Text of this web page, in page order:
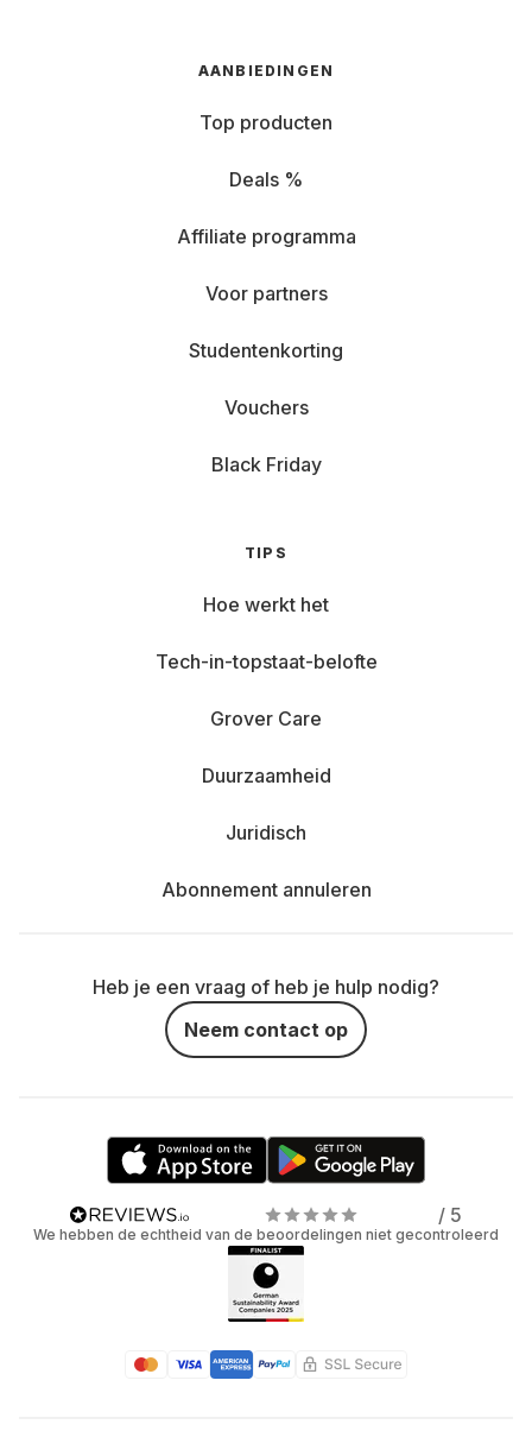
AANBIEDINGEN
Top producten
Deals %
Affiliate programma
Voor partners
Studentenkorting
Vouchers
Black Friday
TIPS
Hoe werkt het
Tech-in-topstaat-belofte
Grover Care
Duurzaamheid
Juridisch
Abonnement annuleren
Heb je een vraag of heb je hulp nodig?
Neem contact op
/ 5
We hebben de echtheid van de beoordelingen niet gecontroleerd